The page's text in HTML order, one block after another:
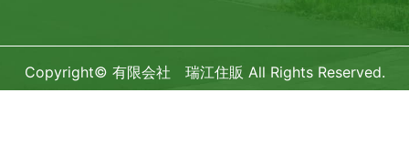
Copyright© 有限会社 瑞江住販 All Rights Reserved.